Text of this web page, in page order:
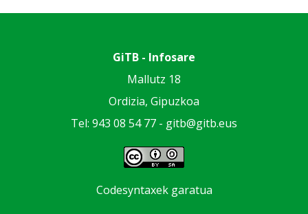
GiTB - Infosare
Mallutz 18
Ordizia, Gipuzkoa
Tel: 943 08 54 77 - gitb@gitb.eus
Codesyntaxek garatua